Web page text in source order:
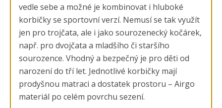
vedle sebe a možné je kombinovat i hluboké
korbičky se sportovní verzí. Nemusí se tak využít
jen pro trojčata, ale i jako sourozenecký kočárek,
např. pro dvojčata a mladšího či staršího
sourozence. Vhodný a bezpečný je pro děti od
narození do tří let. Jednotlivé korbičky mají
prodyšnou matraci a dostatek prostoru – Airgo
materiál po celém povrchu sezení.